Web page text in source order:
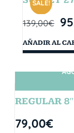
SALE!
139,00€
AÑADIR AL
REGULAR
79,00€